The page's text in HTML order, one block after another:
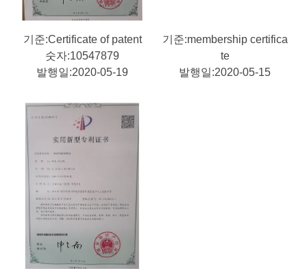
기준:Certificate of patent
숫자:10547879
발행일:2020-05-19
기준:membership certifica
te
발행일:2020-05-15